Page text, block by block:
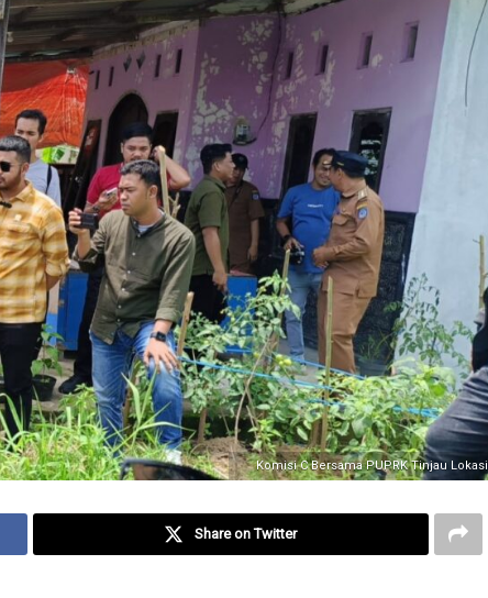
Komisi C Bersama PUPRK Tinjau Lokasi
Share on Twitter